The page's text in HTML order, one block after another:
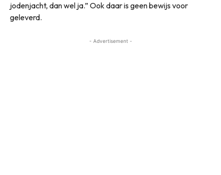
jodenjacht, dan wel ja.” Ook daar is geen bewijs voor
geleverd.
- Advertisement -